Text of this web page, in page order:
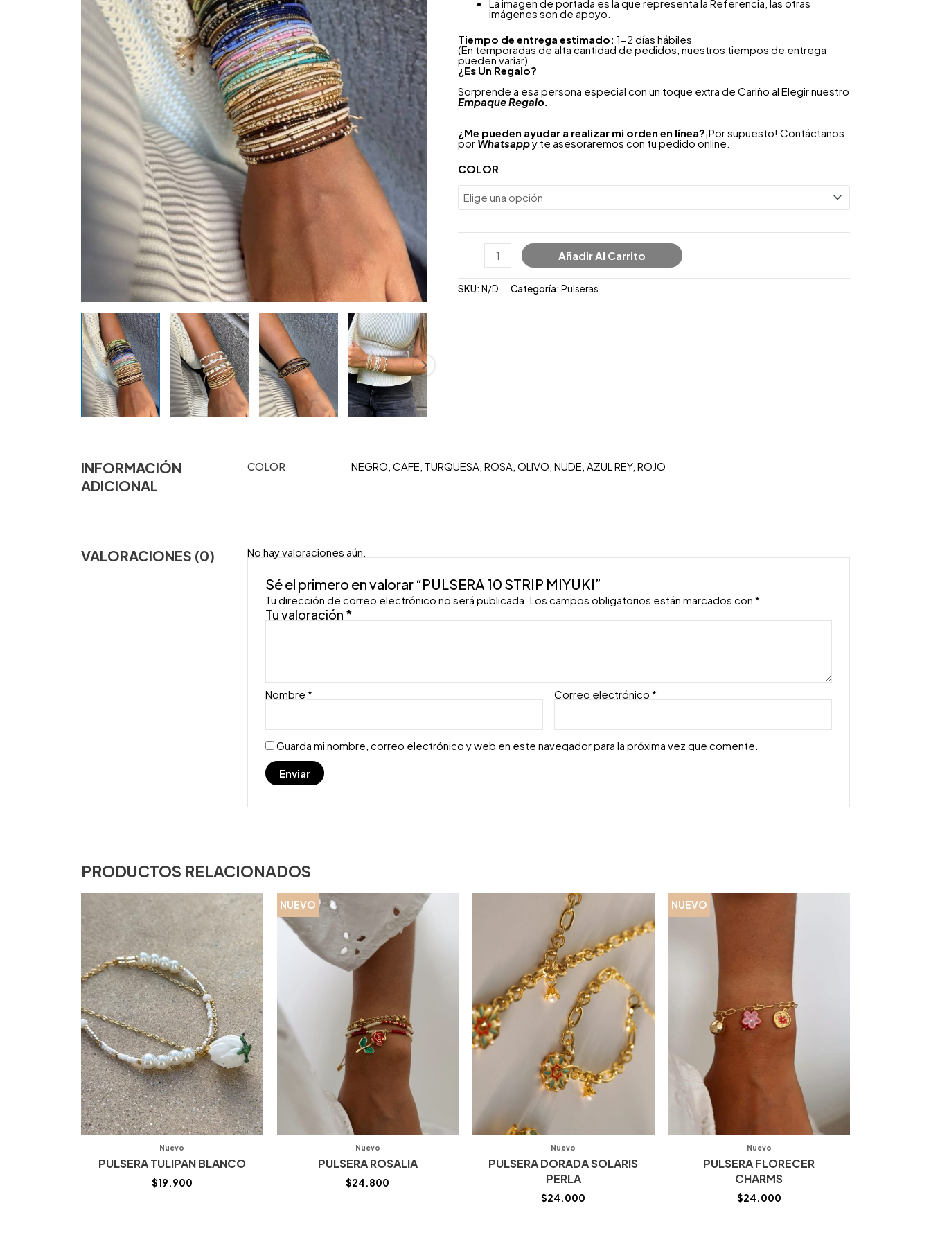
La imagen de portada es la que representa la Referencia, las otras
imágenes son de apoyo.
Tiempo de entrega estimado: 1-2 días hábiles
(En temporadas de alta cantidad de pedidos, nuestros tiempos de entrega
pueden variar)
¿ Es Un Regalo?
Sorprende a esa persona especial con un toque extra de Cariño al Elegir nuestro
Empaque Regalo.
¿Me pueden ayudar a realizar mi orden en línea?¡Por supuesto! Contáctanos
por Whatsappy te asesoraremos con tu pedido online.
COLOR
Añadir Al Carrito
SKU: N/D Categoría: Pulseras
INFORMACIÓN
ADICIONAL
COLOR NEGRO, CAFE, TURQUESA, ROSA, OLIVO, NUDE, AZUL REY, ROJO
VALORACIONES (0) No hay valoraciones aún.
Sé el primero en valorar “PULSERA 10 STRIP MIYUKI”
Tu dirección de correo electrónico no será publicada. Los campos obligatorios están marcados con*
Tu valoración *
Nombre* Correo electrónico*
Guarda mi nombre, correo electrónico y web en este navegador para la próxima vez que comente.
PRODUCTOS RELACIONADOS
Nuevo
PULSERA TULIPAN BLANCO
$19.900
NUEVO
Nuevo
PULSERA ROSALIA
$24.800
Nuevo
PULSERA DORADA SOLARIS
PERLA
$24.000
NUEVO
Nuevo
PULSERA FLORECER
CHARMS
$24.000